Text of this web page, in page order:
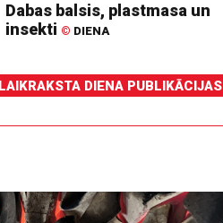
Dabas balsis, plastmasa un
insekti © DIENA
LAIKRAKSTA DIENA PUBLIKĀCIJAS